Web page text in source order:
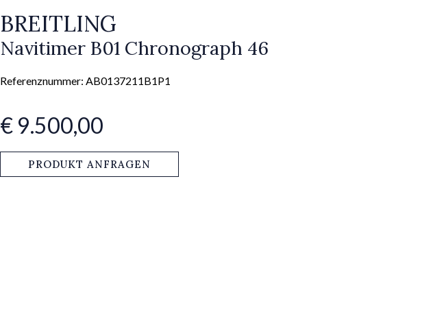
BREITLING
Navitimer B01 Chronograph 46
Referenznummer: AB0137211B1P1
€ 9.500,00
PRODUKT ANFRAGEN